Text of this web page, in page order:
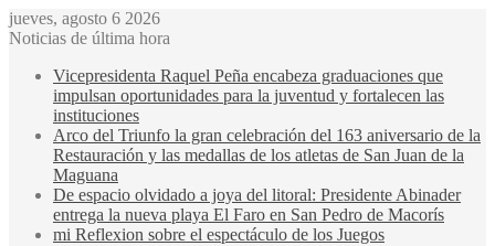
jueves, agosto 6 2026
Noticias de última hora
Vicepresidenta Raquel Peña encabeza graduaciones que
impulsan oportunidades para la juventud y fortalecen las
instituciones
Arco del Triunfo la gran celebración del 163 aniversario de la
Restauración y las medallas de los atletas de San Juan de la
Maguana
De espacio olvidado a joya del litoral: Presidente Abinader
entrega la nueva playa El Faro en San Pedro de Macorís
mi Reflexion sobre el espectáculo de los Juegos